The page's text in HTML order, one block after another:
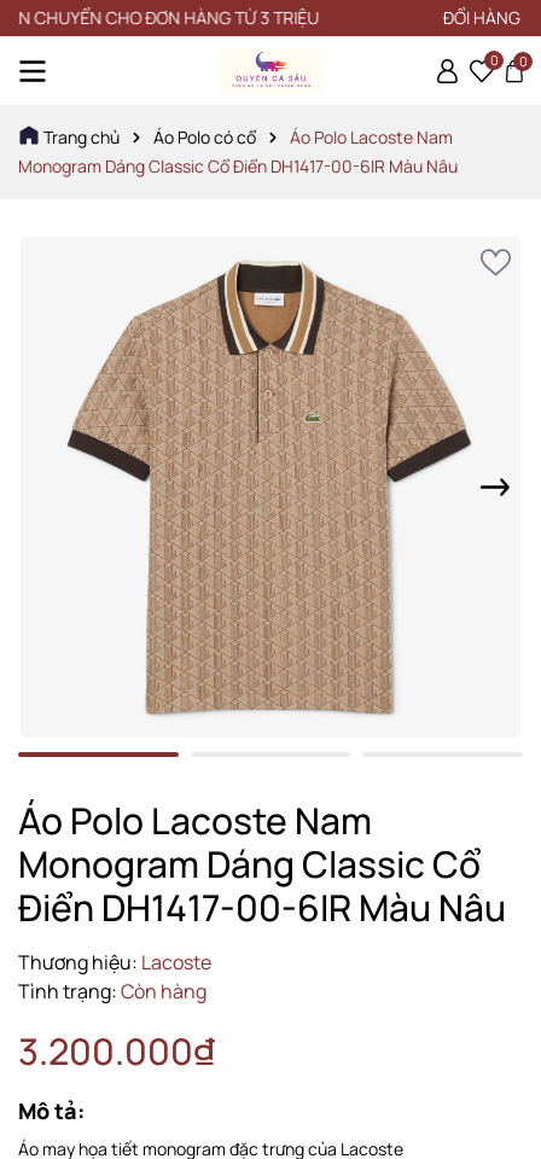
CHO ĐƠN HÀNG TỪ 3 TRIỆU ĐỔI HÀNG trong
0 0
Trang chủ Áo Polo có cổ
Áo Polo Lacoste Nam
Monogram Dáng Classic Cổ Điển DH1417-00-6IR Màu Nâu
Áo Polo Lacoste Nam
Monogram Dáng Classic Cổ
Điển DH1417-00-6IR Màu Nâu
Thương hiệu: Lacoste
Tình trạng:Còn hàng
3.200.000₫
Mô tả:
Áo may họa tiết monogram đặc trưng của Lacoste